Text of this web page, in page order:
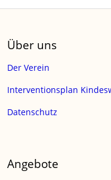
Über uns
Der Verein
Interventionsplan
Datenschutz
Angebote